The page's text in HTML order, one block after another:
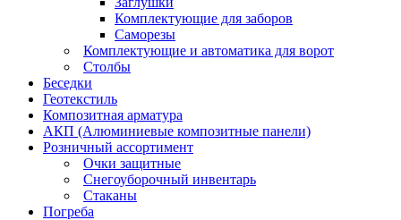
Комплектующие для заборов
Саморезы
Комплектующие и автоматика для ворот
Столбы
Беседки
Геотекстиль
Композитная арматура
АКП (Алюминиевые композитные панели)
Розничный ассортимент
Очки защитные
Снегоуборочный инвентарь
Стаканы
Погреба